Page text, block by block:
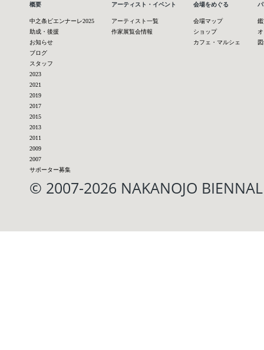
概要
中之条ビエンナーレ2025
助成・後援
お知らせ
ブログ
スタッフ
2023
2021
2019
2017
2015
2013
2011
2009
2007
サポーター募集
アーティスト・イベント
アーティスト一覧
作家展覧会情報
会場をめぐる
会場マップ
ショップ
カフェ・マルシェ
© 2007-2026 NAKANOJO